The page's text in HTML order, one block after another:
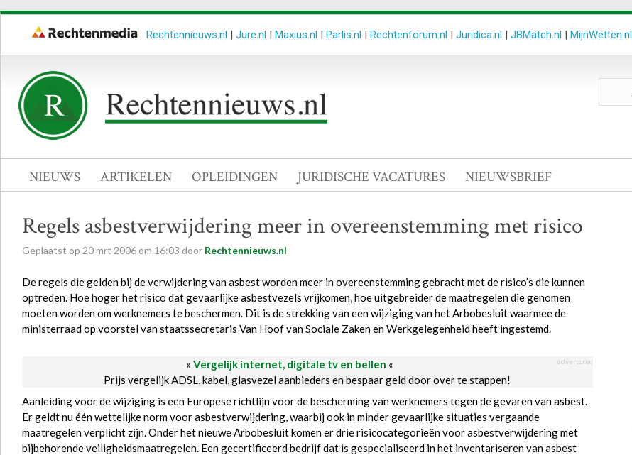
Rechtennieuws.nl | Jure.nl | Maxius.nl | Parlis.nl | Rechtenforum.nl | Juridica.nl | JBMatch.nl | MijnWetten.nl
NIEUWS ARTIKELEN OPLEIDINGEN JURIDISCHE VACATURES NIEUWSBRIEF
Regels asbestverwijdering meer in overeenstemming met risico
Geplaatst op 20mrt 2006 om 16:03 door Rechtennieuws.nl
De regels die gelden bij de verwijdering van asbest worden meer in overeenstemming gebracht met de risico’s die kunnen
optreden. Hoe hoger het risico dat gevaarlijke asbestvezels vrijkomen, hoe uitgebreider de maatregelen die genomen
moeten worden om werknemers te beschermen. Dit is de strekking van een wijziging van het Arbobesluit waarmee de
ministerraad op voorstel van staatssecretaris Van Hoof van Sociale Zaken en Werkgelegenheid heeft ingestemd.
» Vergelijk internet, digitale tv en bellen « advertorial
Prijs vergelijk ADSL, kabel, glasvezel aanbieders en bespaar geld door over te stappen!
Aanleiding voor de wijziging is een Europese richtlijn voor de bescherming van werknemers tegen de gevaren van asbest.
Er geldt nu één wettelijke norm voor asbestverwijdering, waarbij ook in minder gevaarlijke situaties vergaande
maatregelen verplicht zijn. Onder het nieuwe Arbobesluit komen er drie risicocategorieën voor asbestverwijdering met
bijbehorende veiligheidsmaatregelen. Een gecertificeerd bedrijf dat is gespecialiseerd in het inventariseren van asbest